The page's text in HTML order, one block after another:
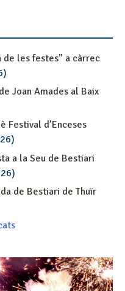
de les festes” a càrrec
Joan Amades al Baix
Festival d’Enceses
a la Seu de Bestiari
de Bestiari de Thuïr